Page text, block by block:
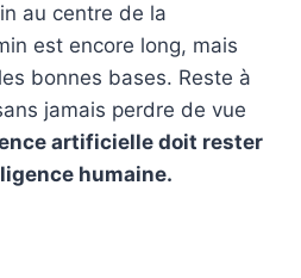
au centre de la
est encore long, mais
bonnes bases. Reste à
jamais perdre de vue
artificielle doit rester
humaine.